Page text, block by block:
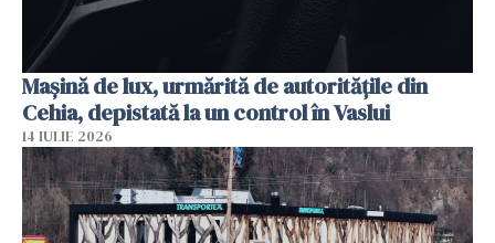
Mașină de lux, urmărită de autoritățile din
Cehia, depistată la un control în Vaslui
14 IULIE 2026